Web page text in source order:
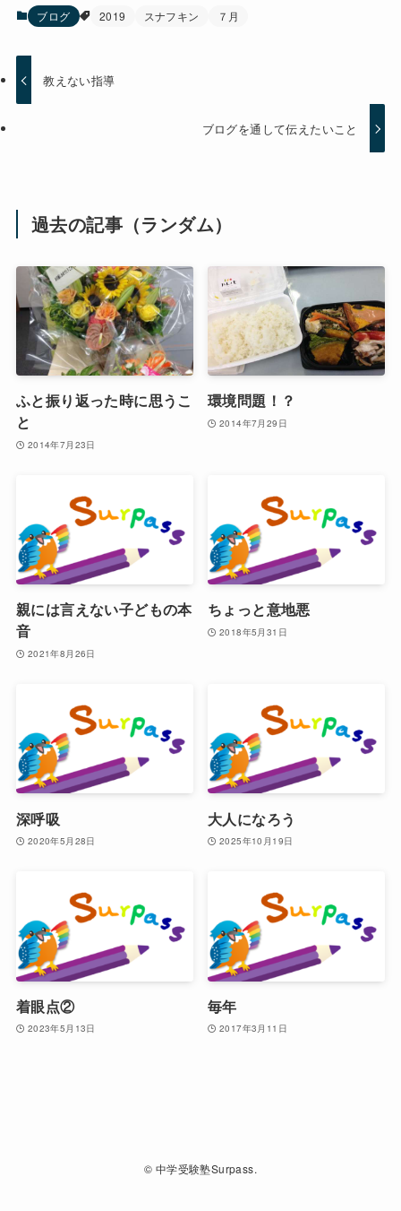
ブログ 2019 スナフキン ７月
教えない指導
ブログを通して伝えたいこと
過去の記事（ランダム）
ふと振り返った時に思うこ
と
2014年7月23日
環境問題！？
2014年7月29日
親には言えない子どもの本
音
2021年8月26日
ちょっと意地悪
2018年5月31日
深呼吸
2020年5月28日
大人になろう
2025年10月19日
着眼点②
2023年5月13日
毎年
2017年3月11日
© 中学受験塾Surpass.